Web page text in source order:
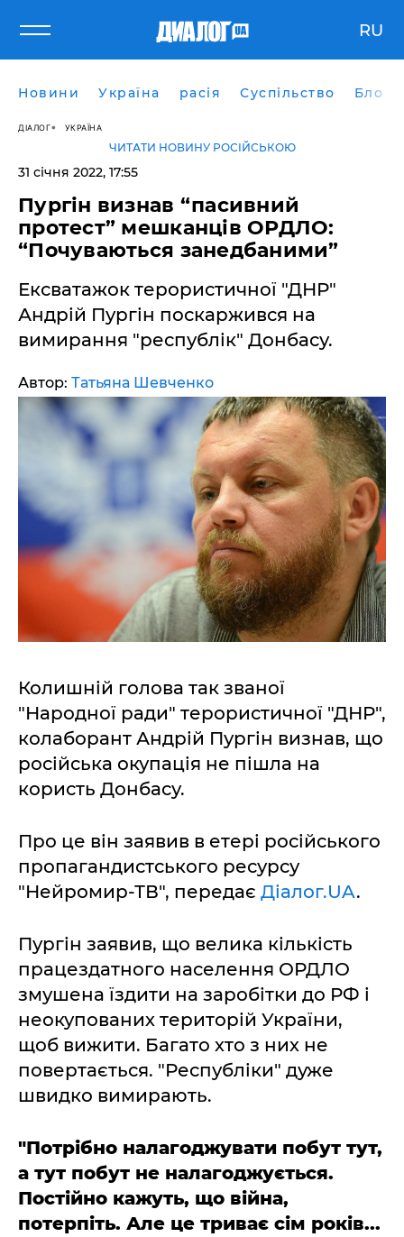
RU
Новини Україна расія Суспільство Блоги
ДІАЛОГ УКРАЇНА
ЧИТАТИ НОВИНУ РОСІЙСЬКОЮ
31 січня 2022, 17:55
Пургін визнав “пасивний
протест” мешканців ОРДЛО:
“Почуваються занедбаними”
Ексватажок терористичної "ДНР"
Андрій Пургін поскаржився на
вимирання "республік" Донбасу.
Автор: Татьяна Шевченко
Колишній голова так званої
"Народної ради" терористичної "ДНР",
колаборант Андрій Пургін визнав, що
російська окупація не пішла на
користь Донбасу.
Про це він заявив в етері російського
пропагандистського ресурсу
"Нейромир-ТВ", передає Діалог.UA.
Пургін заявив, що велика кількість
працездатного населення ОРДЛО
змушена їздити на заробітки до РФ і
неокупованих територій України,
щоб вижити. Багато хто з них не
повертається. "Республіки" дуже
швидко вимирають.
"Потрібно налагоджувати побут тут,
а тут побут не налагоджується.
Постійно кажуть, що війна,
потерпіть. Але це триває сім років...